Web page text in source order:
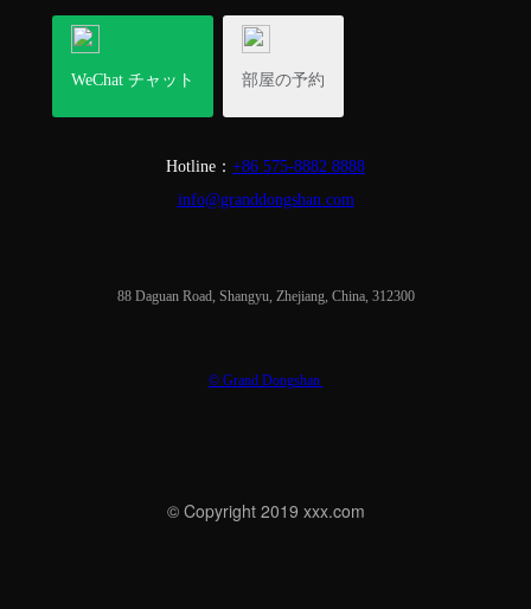
WeChat チャット 部屋の予約
Hotline： +86 575-8882 8888
info@granddongshan.com
88 Daguan Road, Shangyu, Zhejiang, China, 312300
© Grand Dongshan
© Copyright 2019 xxx.com